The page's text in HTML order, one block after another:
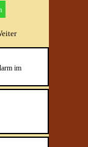
Seite:
zu Seite:
im
Posts